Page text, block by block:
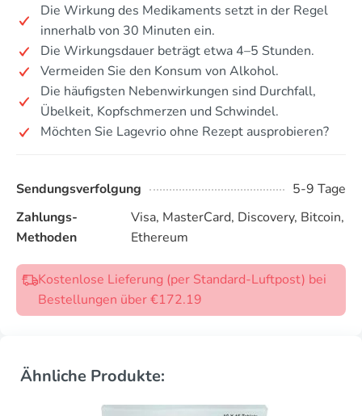
Die Wirkung des Medikaments setzt in der Regel
innerhalb von 30 Minuten ein.
Die Wirkungsdauer beträgt etwa 4–5 Stunden.
Vermeiden Sie den Konsum von Alkohol.
Die häufigsten Nebenwirkungen sind Durchfall,
Übelkeit, Kopfschmerzen und Schwindel.
Möchten Sie Lagevrio ohne Rezept ausprobieren?
Sendungsverfolgung
5-9 Tage
Zahlungs-
Methoden
Visa, MasterCard, Discovery, Bitcoin,
Ethereum
Kostenlose Lieferung (per Standard-Luftpost) bei
Bestellungen über €172.19
Ähnliche Produkte: